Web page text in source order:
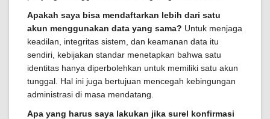
Apakah saya bisa mendaftarkan lebih dari satu
akun menggunakan data yang sama? Untuk menjaga
keadilan, integritas sistem, dan keamanan data itu
sendiri, kebijakan standar menetapkan bahwa satu
identitas hanya diperbolehkan untuk memiliki satu akun
tunggal. Hal ini juga bertujuan mencegah kebingungan
administrasi di masa mendatang.
Apa yang harus saya lakukan jika surel konfirmasi